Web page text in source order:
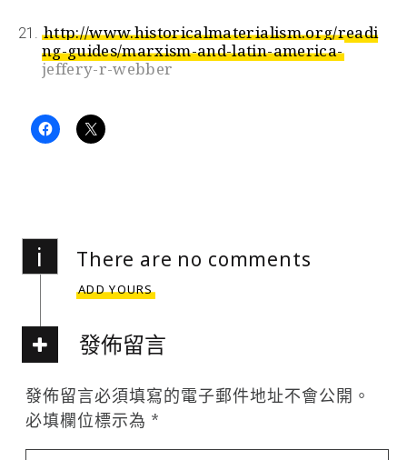
http://www.historicalmaterialism.org/readi
ng-guides/marxism-and-latin-america-
jeffery-r-webber
i There are no comments
ADD YOURS
發佈留言
發佈留言必須填寫的電子郵件地址不會公開。
必填欄位標示為 *